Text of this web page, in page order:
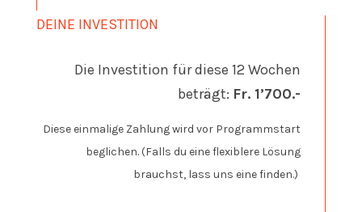
DEINE INVESTITION
Die Investition für diese 12 Wochen
beträgt: Fr. 1’700.-
Diese einmalige Zahlung wird vor Programmstart
beglichen. (Falls du eine flexiblere Lösung
brauchst, lass uns eine finden.)